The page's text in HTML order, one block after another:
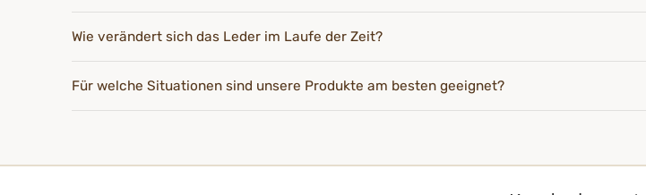
Wie verändert sich das Leder im Laufe der Zeit?
Für welche Situationen sind unsere Produkte am besten geeignet?